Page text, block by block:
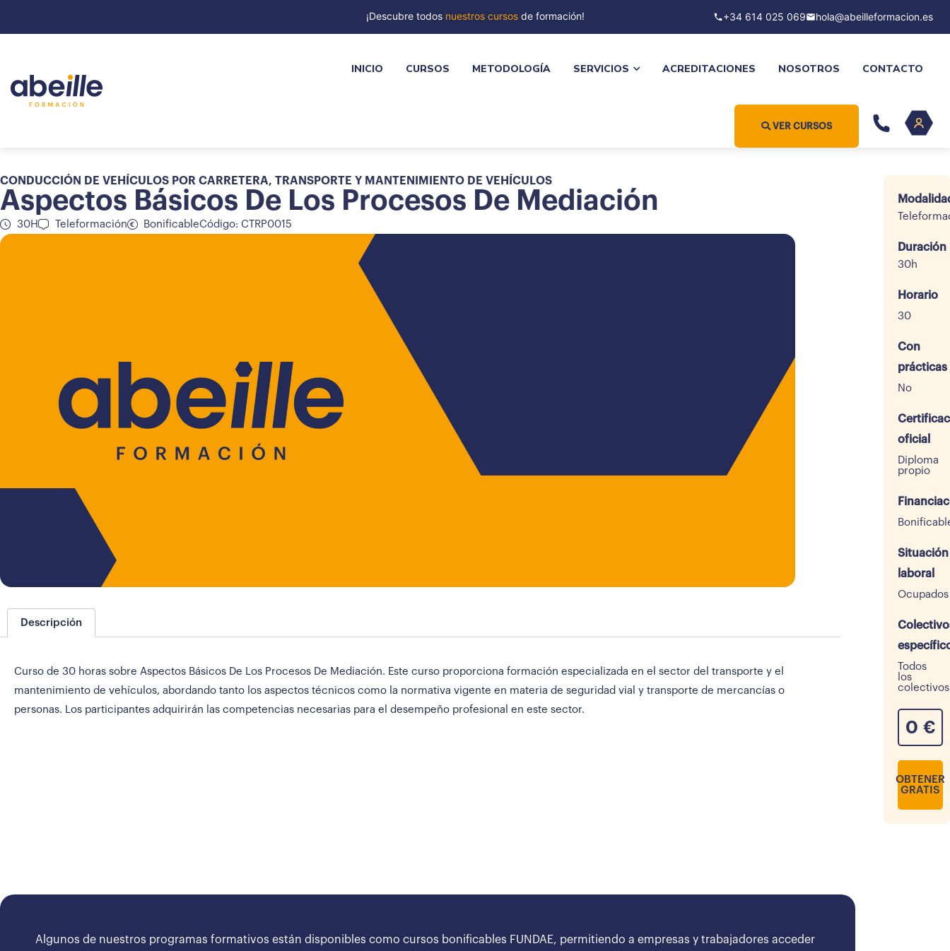
¡Descubre todos nuestros cursosde formación! +34 614 025 069 hola@abeilleformacion.es
INICIO CURSOS METODOLOGÍA SERVICIOS ACREDITACIONES NOSOTROS CONTACTO
VER CURSOS
CONDUCCIÓN DE VEHÍCULOS POR CARRETERA, TRANSPORTE Y MANTENIMIENTO DE VEHÍCULOS
Aspectos Básicos De Los Procesos De Mediación
30H Teleformación BonificableCódigo: CTRP0015
Descripción
Curso de 30 horas sobre Aspectos Básicos De Los Procesos De Mediación. Este curso proporciona formación especializada en el sector del transporte y el
mantenimiento de vehículos, abordando tanto los aspectos técnicos como la normativa vigente en materia de seguridad vial y transporte de mercancías o
personas. Los participantes adquirirán las competencias necesarias para el desempeño profesional en este sector.
Duración
30h
Horario
30
Con
prácticas
No
oficial
Diploma
propio
Situación
laboral
Ocupados
Todos
los
colectivos
0 €
OBTENER
GRATIS
Algunos de nuestros programas formativos están disponibles como cursos bonificables FUNDAE, permitiendo a empresas y trabajadores acceder